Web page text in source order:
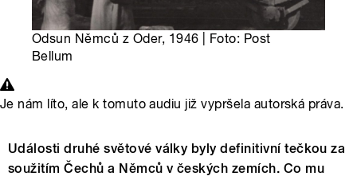
Odsun Němců z Oder, 1946 | Foto: Post
Bellum
Je nám líto, ale k tomuto audiu již vypršela autorská práva.
Události druhé světové války byly definitivní tečkou za
soužitím Čechů a Němců v českých zemích. Co mu